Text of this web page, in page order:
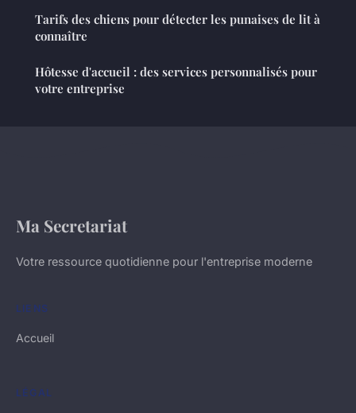
Tarifs des chiens pour détecter les punaises de lit à
connaître
Hôtesse d'accueil : des services personnalisés pour
votre entreprise
Ma Secretariat
Votre ressource quotidienne pour l'entreprise moderne
LIENS
Accueil
LÉGAL